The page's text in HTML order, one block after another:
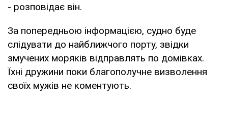
- розповідає він.
За попередньою інформацією, судно буде
слідувати до найближчого порту, звідки
змучених моряків відправлять по домівках.
Їхні дружини поки благополучне визволення
своїх мужів не коментують.